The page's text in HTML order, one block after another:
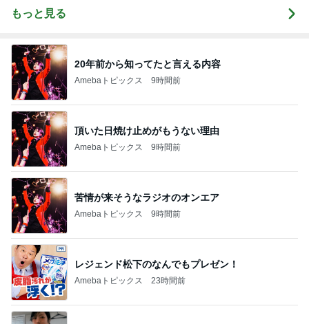
もっと見る
20年前から知ってたと言える内容
Amebaトピックス 9時間前
頂いた日焼け止めがもうない理由
Amebaトピックス 9時間前
苦情が来そうなラジオのオンエア
Amebaトピックス 9時間前
レジェンド松下のなんでもプレゼン！
Amebaトピックス 23時間前